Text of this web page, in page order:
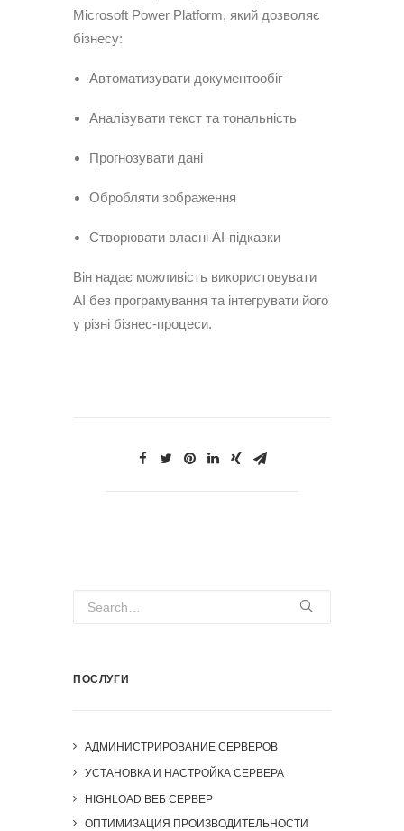
Microsoft Power Platform, який дозволяє
бізнесу:
Автоматизувати документообіг
Аналізувати текст та тональність
Прогнозувати дані
Обробляти зображення
Створювати власні AI-підказки
Він надає можливість використовувати
AI без програмування та інтегрувати його
у різні бізнес-процеси.
ПОСЛУГИ
АДМИНИСТРИРОВАНИЕ СЕРВЕРОВ
УСТАНОВКА И НАСТРОЙКА СЕРВЕРА
HIGHLOAD ВЕБ СЕРВЕР
ОПТИМИЗАЦИЯ ПРОИЗВОДИТЕЛЬНОСТИ